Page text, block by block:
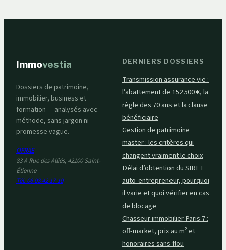
Immovestia
Dossiers de patrimoine,
immobilier, business et
formation — analysés avec
méthode, sans jargon ni
promesse vague.
OFRAE
83 A Rue des Alliés, 42100 Saint-
Étienne
Tél. 06 08 42 17 10
DERNIERS DOSSIERS
Transmission assurance vie :
l’abattement de 152 500 €, la
règle des 70 ans et la clause
bénéficiaire
Gestion de patrimoine
master : les critères qui
changent vraiment le choix
Délai d’obtention du SIRET
auto-entrepreneur, pourquoi
il varie et quoi vérifier en cas
de blocage
Chasseur immobilier Paris 7 :
off-market, prix au m² et
honoraires sans flou